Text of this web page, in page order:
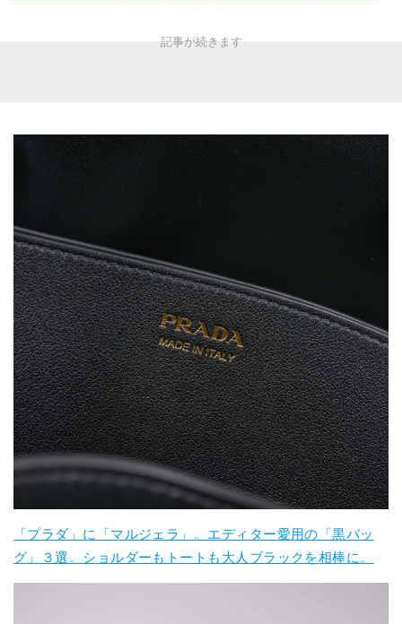
「プラダ」に「マルジェラ」。エディター愛用の「黒バッ
グ」３選。ショルダーもトートも大人ブラックを相棒に。